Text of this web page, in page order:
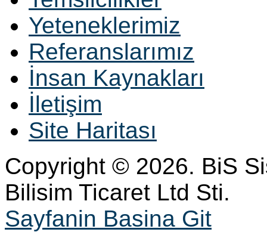
Yeteneklerimiz
Referanslarımız
İnsan Kaynakları
İletişim
Site Haritası
Copyright © 2026. BiS
Bilisim Ticaret Ltd Sti.
Sayfanin Basina Git